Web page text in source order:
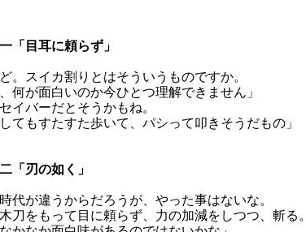
「目耳に頼らず」
。スイカ割りとはそういうものですか。
いのか今ひとつ理解できません」
イバーだとそうかもね。
すた歩いて、パシって叩きそうだもの」
「刃の如く」
代が違うからだろうが、やった事はないな。
て目に頼らず、力の加減をしつつ、斬る。